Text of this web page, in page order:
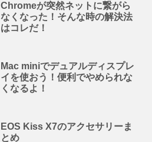
Chromeが突然ネットに繋がら
なくなった！そんな時の解決法
はコレだ！
Mac miniでデュアルディスプレ
イを使おう！便利でやめられな
くなるよ！
EOS Kiss X7のアクセサリーま
とめ